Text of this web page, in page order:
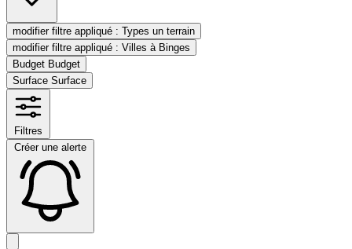
modifier filtre appliqué : Types un terrain
modifier filtre appliqué : Villes à Binges
Budget Budget
Surface Surface
Filtres
Créer une alerte